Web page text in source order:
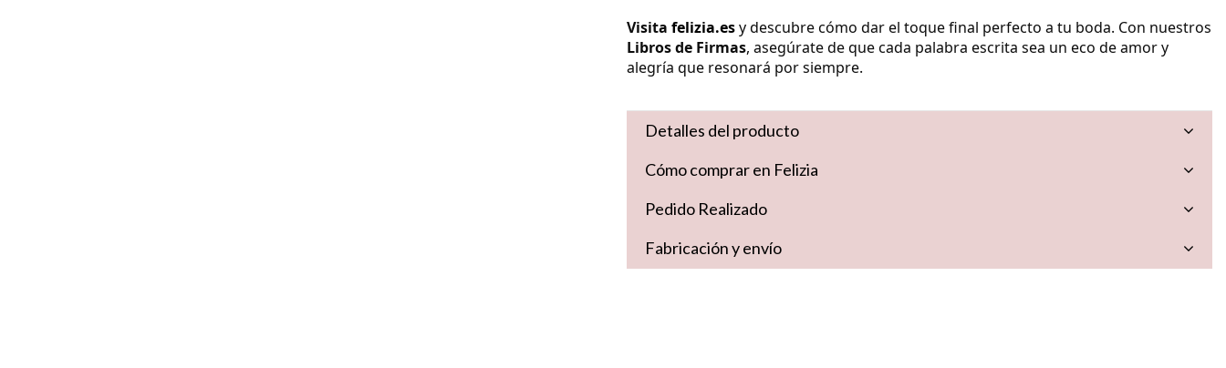
Visita felizia.esy descubre cómo dar el toque final perfecto a tu boda. Con nuestros
Libros de Firmas, asegúrate de que cada palabra escrita sea un eco de amor y
alegría que resonará por siempre.
Detalles del producto
Cómo comprar en Felizia
Pedido Realizado
Fabricación y envío